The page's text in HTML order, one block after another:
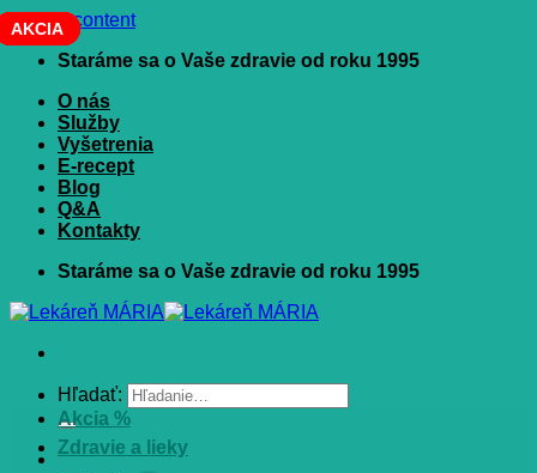
Skip to content
Staráme sa o Vaše zdravie od roku 1995
O nás
Služby
Vyšetrenia
E-recept
Blog
Q&A
Kontakty
Staráme sa o Vaše zdravie od roku 1995
Hľadať:
Akcia %
Zdravie a lieky
AKCIA
AKCIA
AKCIA
AKCIA